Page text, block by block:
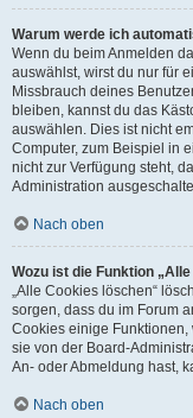
Warum werde ich
Wenn du beim Anmelden
auswählst, wirst du nur für
Missbrauch deines
bleiben, kannst du das
auswählen. Dies ist nicht
Computer, zum Beispiel in
nicht zur Verfügung steht,
Administration
Nach oben
Wozu ist die Funktion
„Alle Cookies löschen“
sorgen, dass du im Forum
Cookies einige Funktionen,
sie von der Board-
An- oder Abmeldung hast,
Nach oben